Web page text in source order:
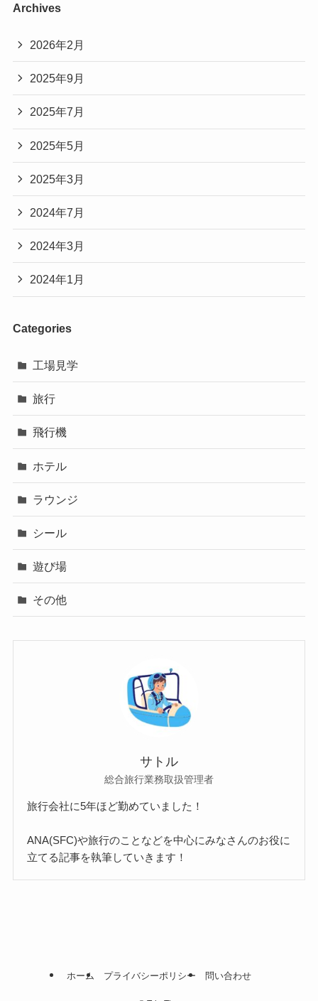
Archives
2026年2月
2025年9月
2025年7月
2025年5月
2025年3月
2024年7月
2024年3月
2024年1月
Categories
工場見学
旅行
飛行機
ホテル
ラウンジ
シール
遊び場
その他
サトル
総合旅行業務取扱管理者
旅行会社に5年ほど勤めていました！
ANA(SFC)や旅行のことなどを中心にみなさんのお役に
立てる記事を執筆していきます！
ホーム プライバシーポリシー 問い合わせ